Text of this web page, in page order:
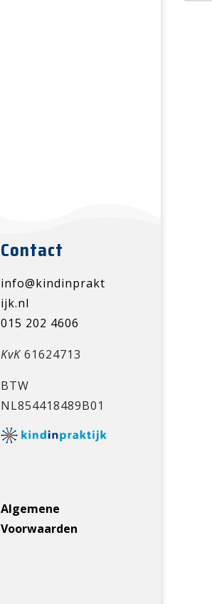
Contact
info@kindinprakt
ijk.nl
015 202 4606
KvK61624713
BTW
NL854418489B01
Algemene
Voorwaarden